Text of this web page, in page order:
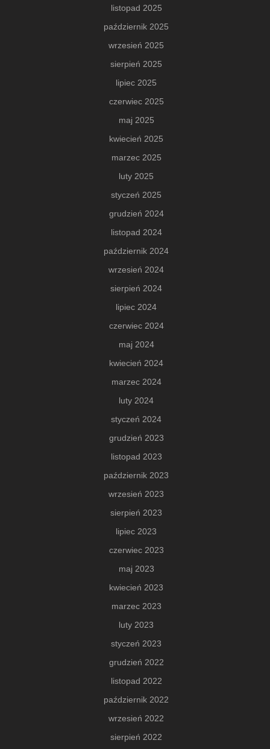
listopad 2025
październik 2025
wrzesień 2025
sierpień 2025
lipiec 2025
czerwiec 2025
maj 2025
kwiecień 2025
marzec 2025
luty 2025
styczeń 2025
grudzień 2024
listopad 2024
październik 2024
wrzesień 2024
sierpień 2024
lipiec 2024
czerwiec 2024
maj 2024
kwiecień 2024
marzec 2024
luty 2024
styczeń 2024
grudzień 2023
listopad 2023
październik 2023
wrzesień 2023
sierpień 2023
lipiec 2023
czerwiec 2023
maj 2023
kwiecień 2023
marzec 2023
luty 2023
styczeń 2023
grudzień 2022
listopad 2022
październik 2022
wrzesień 2022
sierpień 2022